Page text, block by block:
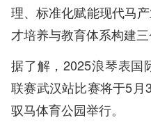
理、标准化赋能现代马
才培养与教育体系构建三
据了解，2025浪琴表国
联赛武汉站比赛将于5
驭马体育公园举行。